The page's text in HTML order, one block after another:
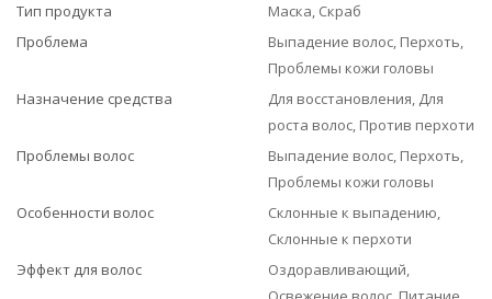
Тип продукта
Маска, Скраб
Проблема
Выпадение волос, Перхоть,
Проблемы кожи головы
Назначение средства
Для восстановления, Для
роста волос, Против перхоти
Проблемы волос
Выпадение волос, Перхоть,
Проблемы кожи головы
Особенности волос
Склонные к выпадению,
Склонные к перхоти
Эффект для волос
Оздоравливающий,